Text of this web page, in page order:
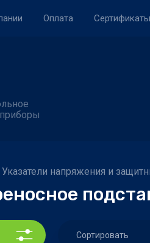
Оплата Сертификаты
Указатели напряжения и
Сортировать